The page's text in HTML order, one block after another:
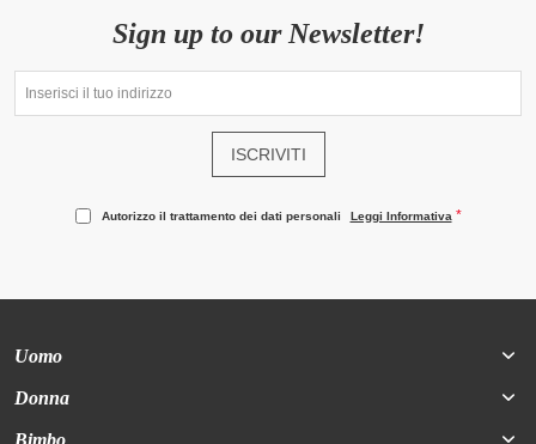
Sign up to our Newsletter!
ISCRIVITI
Autorizzo il trattamento dei dati personali Leggi Informativa
Uomo
Donna
Bimbo